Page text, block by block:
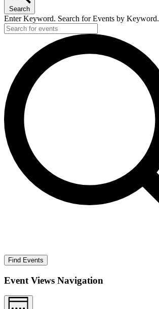
Search
Enter Keyword. Search for Events by Keyword.
Find Events
Event Views Navigation